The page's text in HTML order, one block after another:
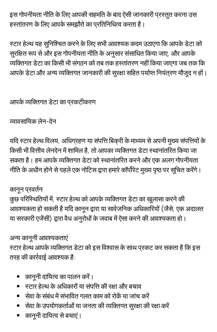
इस गोपनीयता नीति के लिए आपकी सहमति के बाद ऐसी जानकारी प्रस्तुत करना उस
हस्तांतरण के लिए आपके समझौते का प्रतिनिधित्व करता है।
स्टार हेल्थ यह सुनिश्चित करने के लिए सभी आवश्यक कदम उठाएगा कि आपके डेटा को
सुरक्षित रूप से और इस गोपनीयता नीति के अनुसार संसाधित किया जाए, और आपके
व्यक्तिगत डेटा का किसी भी संगठन को तब तक हस्तांतरण नहीं किया जाएगा जब तक कि
आपके डेटा और अन्य व्यक्तिगत जानकारी की सुरक्षा सहित पर्याप्त नियंत्रण मौजूद न हों।
आपके व्यक्तिगत डेटा का प्रकटीकरण
व्यावसायिक लेन-देन
यदि स्टार हेल्थ विलय, अधिग्रहण या संपत्ति बिक्री के माध्यम से अपनी मुख्य संपत्तियों के
किसी भी वित्तीय लेनदेन में शामिल है, तो आपका व्यक्तिगत डेटा स्थानांतरित किया जा
सकता है। हम आपके व्यक्तिगत डेटा को स्थानांतरित करने और एक अलग गोपनीयता
नीति के अधीन होने से पहले एक नोटिस द्वारा हमारे कॉर्पोरेट मुख्य पृष्ठ पर सूचित करेंगे।
कानून प्रवर्तन
कुछ परिस्थितियों में, स्टार हेल्थ को आपके व्यक्तिगत डेटा का खुलासा करने की
आवश्यकता हो सकती है यदि कानून द्वारा या सार्वजनिक अधिकारियों (जैसे, एक अदालत
या सरकारी एजेंसी) द्वारा वैध अनुरोधों के जवाब में ऐसा करने की आवश्यकता हो।
अन्य कानूनी आवश्यकताएं
स्टार हेल्थ आपके व्यक्तिगत डेटा को इस विश्वास के साथ प्रकट कर सकता है कि इस
तरह की कार्रवाई आवश्यक है:
कानूनी दायित्व का पालन करें।
स्टार हेल्थ के अधिकारों या संपत्ति की रक्षा और बचाव
सेवा के संबंध में संभावित गलत काम को रोकें या जांच करें
सेवा के उपयोगकर्ताओं या जनता की व्यक्तिगत सुरक्षा की रक्षा करें
कानूनी दायित्व से बचाएं।